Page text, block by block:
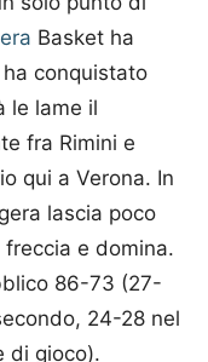
Basket ha
conquistato
le lame il
fra Rimini e
qui a Verona. In
lascia poco
e domina.
86-73 (27-
24-28 nel
di gioco).